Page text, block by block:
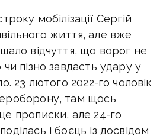
мобілізації Сергій
життя, але вже
відчуття, що ворог не
пізно завдасть удару у
23 лютого 2022-го чоловік
там щось
прописки, але 24-го
і боєць із досвідом